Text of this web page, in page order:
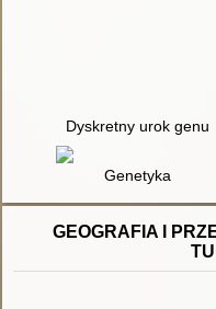
Dyskretny urok genu
Genetyka
GEOGRAFIA I